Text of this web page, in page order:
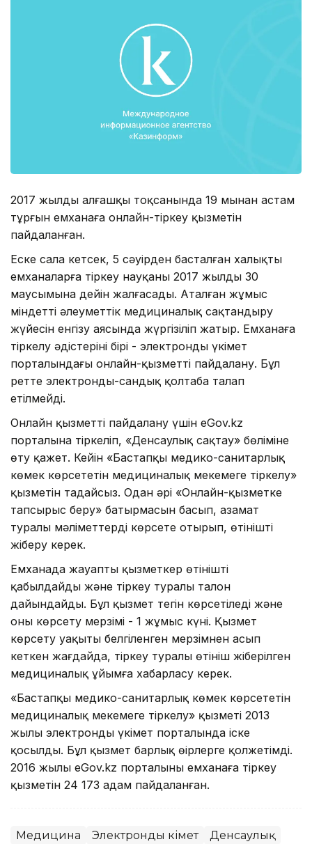
2017 жылдың алғашқы тоқсанында 19 мыңнан астам
тұрғын емханаға онлайн-тіркеу қызметін
пайдаланған.
Еске сала кетсек, 5 сәуірден басталған халықты
емханаларға тіркеу науқаны 2017 жылдың 30
маусымына дейін жалғасады. Аталған жұмыс
міндетті әлеуметтік медициналық сақтандыру
жүйесін енгізу аясында жүргізіліп жатыр. Емханаға
тіркелу әдістерінің бірі - электронды үкімет
порталындағы онлайн-қызметті пайдалану. Бұл
ретте электронды-сандық қолтаңба талап
етілмейді.
Онлайн қызметті пайдалану үшін eGov.kz
порталына тіркеліп, «Денсаулық сақтау» бөліміне
өту қажет. Кейін «Бастапқы медико-санитарлық
көмек көрсететін медициналық мекемеге тіркелу»
қызметін таңдайсыз. Одан әрі «Онлайн-қызметке
тапсырыс беру» батырмасын басып, азамат
туралы мәліметтерді көрсете отырып, өтінішті
жіберу керек.
Емханада жауапты қызметкер өтінішті
қабылдайды және тіркеу туралы талон
дайындайды. Бұл қызмет тегін көрсетіледі және
оны көрсету мерзімі - 1 жұмыс күні. Қызмет
көрсету уақыты белгіленген мерзімнен асып
кеткен жағдайда, тіркеу туралы өтініш жіберілген
медициналық ұйымға хабарласу керек.
«Бастапқы медико-санитарлық көмек көрсететін
медициналық мекемеге тіркелу» қызметі 2013
жылы электронды үкімет порталында іске
қосылды. Бұл қызмет барлық өңірлерге қолжетімді.
2016 жылы eGov.kz порталының емханаға тіркеу
қызметін 24 173 адам пайдаланған.
Медицина Электронды үкімет Денсаулық